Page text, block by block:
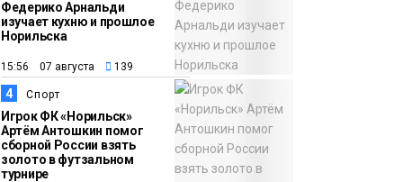
Культура
региона
11:10
Здоровье
«ЗдравКонтроль» для
оперативной связи
пациентов с
медучреждениями
запустили в регионе
Федерико Арнальди
изучает кухню и прошлое
Норильска
15:56 07 августа 139
4 Спорт
Игрок ФК «Норильск»
Артём Антошкин помог
сборной России взять
золото в футзальном
турнире